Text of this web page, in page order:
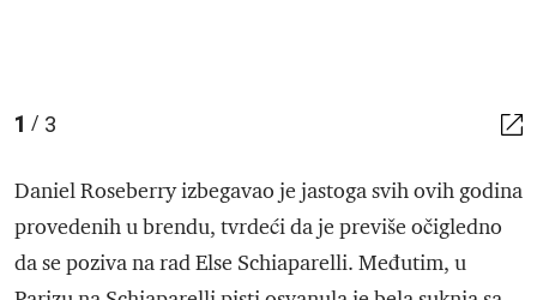
1 / 3
Daniel Roseberry izbegavao je jastoga svih ovih godina
provedenih u brendu, tvrdeći da je previše očigledno
da se poziva na rad Else Schiaparelli. Međutim, u